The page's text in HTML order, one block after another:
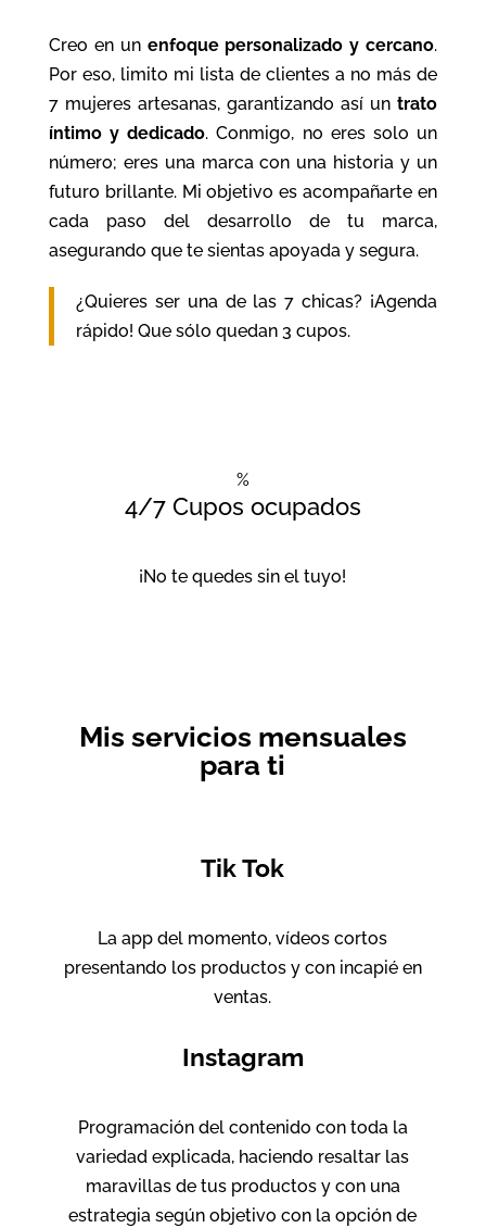
Creo en un enfoque personalizado y cercano.
Por eso, limito mi lista de clientes a no más de
7 mujeres artesanas, garantizando así untrato
íntimo y dedicado. Conmigo, no eres solo un
número; eres una marca con una historia y un
futuro brillante. Mi objetivo es acompañarte en
cada paso del desarrollo de tu marca,
asegurando que te sientas apoyada y segura.
¿Quieres ser una de las 7 chicas? ¡Agenda
rápido! Que sólo quedan 3 cupos.
%
4/7 Cupos ocupados
¡No te quedes sin el tuyo!
Mis servicios mensuales
para ti
Tik Tok
La app del momento, vídeos cortos
presentando los productos y con incapié en
ventas.
Instagram
Programación del contenido con toda la
variedad explicada, haciendo resaltar las
maravillas de tus productos y con una
estrategia según objetivo con la opción de